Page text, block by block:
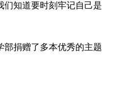
们知道要时刻牢记自己是
部捐赠了多本优秀的主题